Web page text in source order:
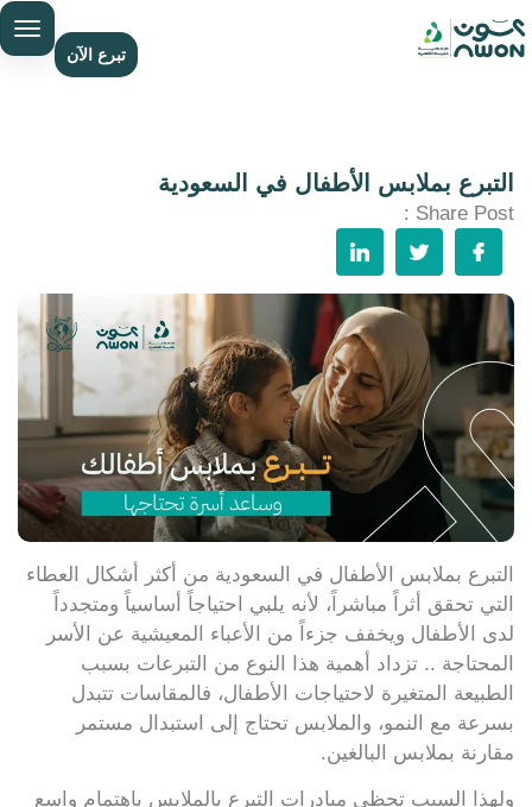
تبرع الآن
التبرع بملابس الأطفال في السعودية
Share Post :
التبرع بملابس الأطفال في السعودية من أكثر أشكال العطاء
التي تحقق أثراً مباشراً، لأنه يلبي احتياجاً أساسياً ومتجدداً
لدى الأطفال ويخفف جزءاً من الأعباء المعيشية عن الأسر
المحتاجة .. تزداد أهمية هذا النوع من التبرعات بسبب
الطبيعة المتغيرة لاحتياجات الأطفال، فالمقاسات تتبدل
بسرعة مع النمو، والملابس تحتاج إلى استبدال مستمر
مقارنة بملابس البالغين.
ولهذا السبب تحظى مبادرات التبرع بالملابس باهتمام واسع